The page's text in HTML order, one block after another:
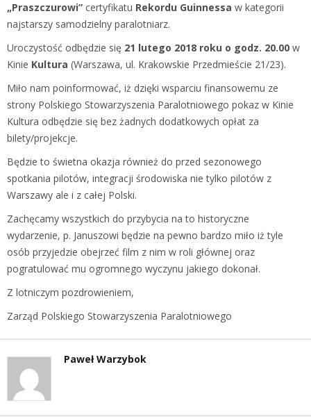
„Praszczurowi” certyfikatu Rekordu Guinnessa w kategorii
najstarszy samodzielny paralotniarz.
Uroczystość odbędzie się 21 lutego 2018 roku o godz. 20.00 w
Kinie Kultura (Warszawa, ul. Krakowskie Przedmieście 21/23).
Miło nam poinformować, iż dzięki wsparciu finansowemu ze
strony Polskiego Stowarzyszenia Paralotniowego pokaz w Kinie
Kultura odbędzie się bez żadnych dodatkowych opłat za
bilety/projekcje.
Będzie to świetna okazja również do przed sezonowego
spotkania pilotów, integracji środowiska nie tylko pilotów z
Warszawy ale i z całej Polski.
Zachęcamy wszystkich do przybycia na to historyczne
wydarzenie, p. Januszowi będzie na pewno bardzo miło iż tyle
osób przyjedzie obejrzeć film z nim w roli głównej oraz
pogratulować mu ogromnego wyczynu jakiego dokonał.
Z lotniczym pozdrowieniem,
Zarząd Polskiego Stowarzyszenia Paralotniowego
Paweł Warzybok